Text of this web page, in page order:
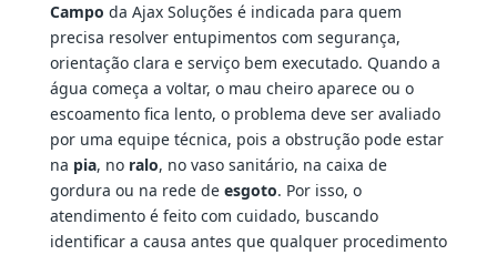
Campo da Ajax Soluções é indicada para quem
precisa resolver entupimentos com segurança,
orientação clara e serviço bem executado. Quando a
água começa a voltar, o mau cheiro aparece ou o
escoamento fica lento, o problema deve ser avaliado
por uma equipe técnica, pois a obstrução pode estar
na pia, no ralo, no vaso sanitário, na caixa de
gordura ou na rede de esgoto. Por isso, o
atendimento é feito com cuidado, buscando
identificar a causa antes que qualquer procedimento